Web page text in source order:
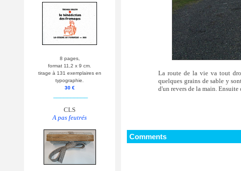
8 pages,
format 11,2 x 9 cm.
tirage à 131 exemplaires en
typographie.
30 €
CLS
A pas feutrés
La route de la vie va tout
quelques grains de sable y
d'un revers de la main. Ensuite
Comments